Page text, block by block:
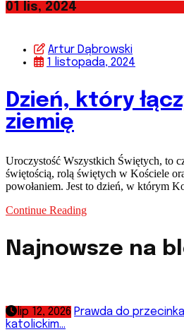
01 lis, 2024
Artur Dąbrowski
1 listopada, 2024
Dzień, który
ziemię
Uroczystość Wszystkich Świętych, to
świętością, rolą świętych w Kościele
powołaniem. Jest to dzień, w którym
Continue Reading
Najnowsze na
lip 12, 2026 Prawda do
katolickim...